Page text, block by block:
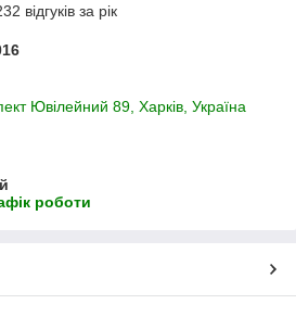
відгуків за рік
Ювілейний 89, Харків, Україна
роботи